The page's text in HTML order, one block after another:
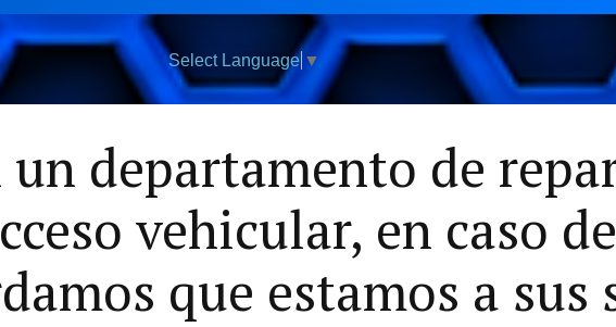
Select Language ▼
departamento de
vehicular, en caso
que estamos a sus